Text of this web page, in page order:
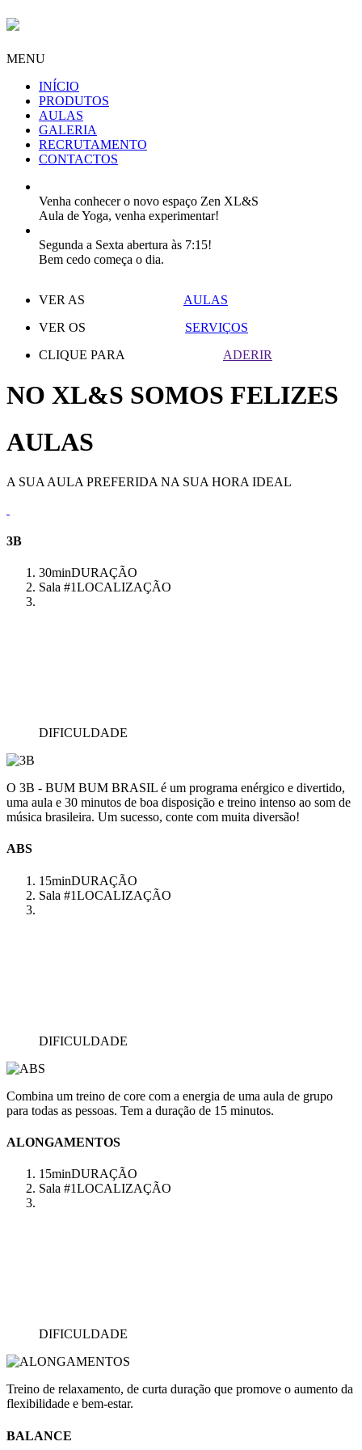
MENU
INÍCIO
PRODUTOS
AULAS
GALERIA
RECRUTAMENTO
CONTACTOS
Venha conhecer o novo espaço Zen XL&S
Aula de Yoga, venha experimentar!
Segunda a Sexta abertura às 7:15!
Bem cedo começa o dia.
VER AS
AULAS
VER OS
SERVIÇOS
CLIQUE PARA
ADERIR
NO XL&S SOMOS FELIZES
AULAS
A SUA AULA PREFERIDA NA SUA HORA IDEAL
3B
30minDURAÇÃO
Sala #1LOCALIZAÇÃO
DIFICULDADE
O 3B - BUM BUM BRASIL é um programa enérgico e divertido,
uma aula e 30 minutos de boa disposição e treino intenso ao som de
música brasileira. Um sucesso, conte com muita diversão!
ABS
15minDURAÇÃO
Sala #1LOCALIZAÇÃO
DIFICULDADE
Combina um treino de core com a energia de uma aula de grupo
para todas as pessoas. Tem a duração de 15 minutos.
ALONGAMENTOS
15minDURAÇÃO
Sala #1LOCALIZAÇÃO
DIFICULDADE
Treino de relaxamento, de curta duração que promove o aumento da
flexibilidade e bem-estar.
BALANCE